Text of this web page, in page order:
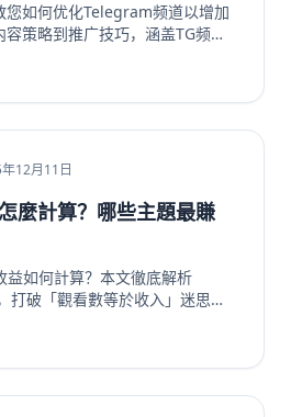
您如何优化Telegram频道以增加
策略到推广技巧，涵盖TG频道
、内外推广方法及互动留存策略，
员增长。包括实用SEO建议和专
粉站Telegram增长服务提升频道
12月11日
麼計算？哪些主題最賺
益如何計算？本文徹底解析
打破「觀看數等於收入」迷思。
錢」景的五大內容主題，如金融
最高。更提供超越廣告的多元
品牌合作一次掌握。無論是新手